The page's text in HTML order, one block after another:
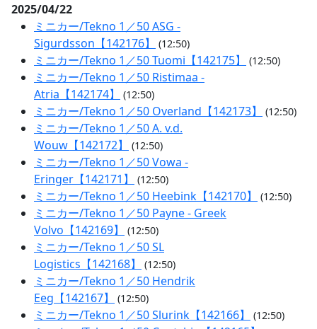
2025/04/22
ミニカー/Tekno 1／50 ASG -
Sigurdsson【142176】
(12:50)
ミニカー/Tekno 1／50 Tuomi【142175】 (12:50)
ミニカー/Tekno 1／50 Ristimaa -
Atria【142174】
(12:50)
ミニカー/Tekno 1／50 Overland【142173】 (12:50)
ミニカー/Tekno 1／50 A. v.d.
Wouw【142172】
(12:50)
ミニカー/Tekno 1／50 Vowa -
Eringer【142171】
(12:50)
ミニカー/Tekno 1／50 Heebink【142170】 (12:50)
ミニカー/Tekno 1／50 Payne - Greek
Volvo【142169】
(12:50)
ミニカー/Tekno 1／50 SL
Logistics【142168】
(12:50)
ミニカー/Tekno 1／50 Hendrik
Eeg【142167】
(12:50)
ミニカー/Tekno 1／50 Slurink【142166】 (12:50)